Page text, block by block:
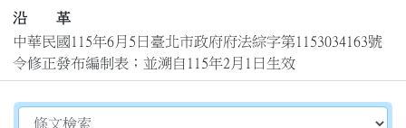
沿 革
中華民國115年6月5日臺北市政府府法綜字第1153034163號
令修正發布編制表；並溯自115年2月1日生效
切換選擇法規資訊內容